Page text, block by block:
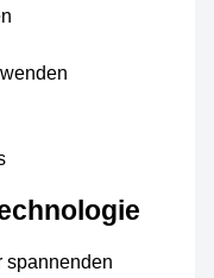
spannenden